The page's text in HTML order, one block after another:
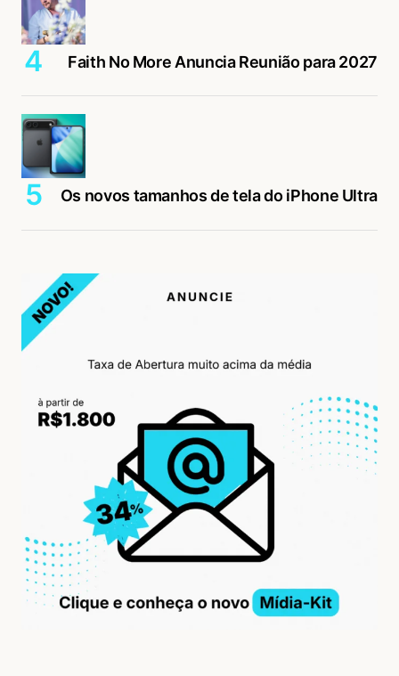
Faith No More Anuncia Reunião para 2027
Os novos tamanhos de tela do iPhone Ultra